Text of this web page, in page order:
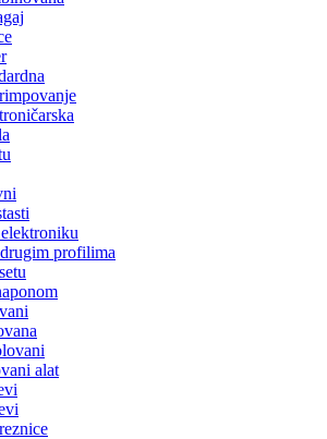
profilima
alat